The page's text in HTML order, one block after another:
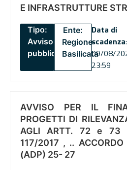
E INFRASTRUTTURE
Tipo:
Avviso
pubblico
Ente:
Regione
Basilicata
Data di
scadenza:
09/08/
23:59
AVVISO PER IL
PROGETTI DI
AGLI ARTT. 72 e 73
117/2017 , .. ACCORDO
(ADP) 25- 27